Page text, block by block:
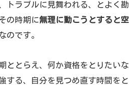
トラブルに見舞われる、とよく勘
の時期に無理に動こうとすると空
のです。
ととらえ、何か資格をとりたいな
する、自分を見つめ直す時間をと